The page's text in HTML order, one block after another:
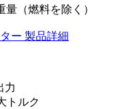
量（燃料を除く）
ー 製品詳細
力
トルク